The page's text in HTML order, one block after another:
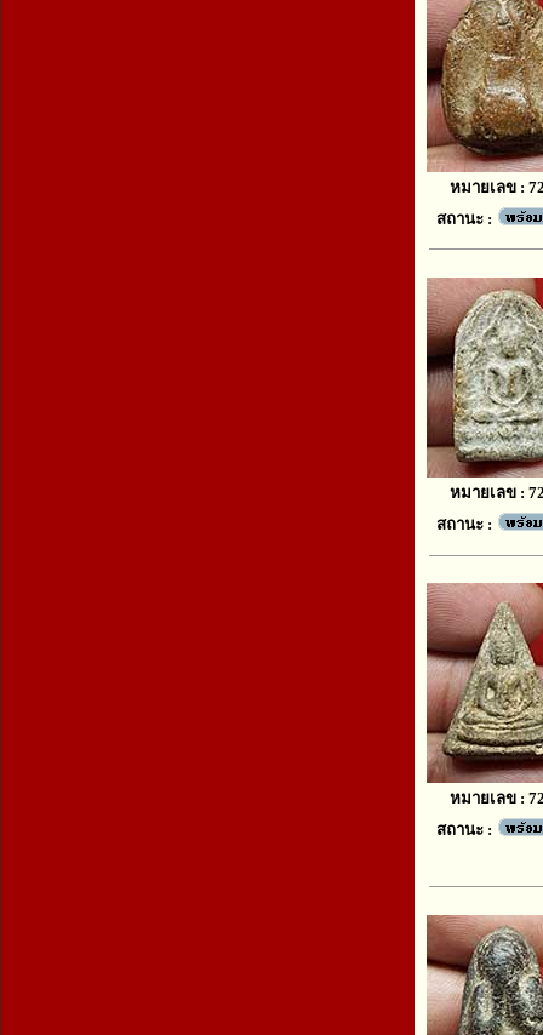
หมายเลข :
สถานะ :
หมายเลข :
สถานะ :
หมายเลข :
สถานะ :